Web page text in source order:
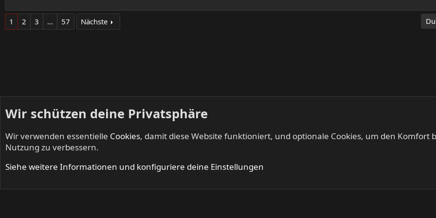
1 2 3 … 57 Nächste
Startseite Foren Musik
Wir schützen deine Privatsphäre
Wir verwenden essentielle Cookies, damit diese Website funktioniert, und optionale Cookies, um den Komfort
Nutzung zu verbessern.
Siehe weitere Informationen und konfiguriere deine Einstellungen